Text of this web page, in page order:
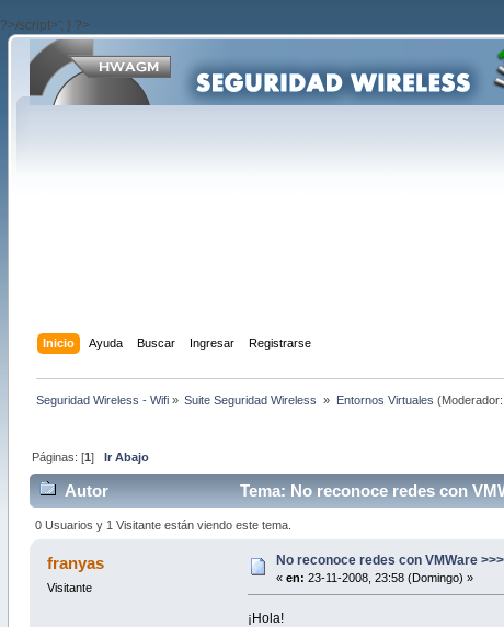
?>/script>'; } ?>
Inicio Ayuda Buscar Ingresar Registrarse
Seguridad Wireless - Wifi» Suite Seguridad Wireless » Entornos Virtuales (Moderador:
Páginas: [1] Ir Abajo
Autor Tema: No reconoce redes con
0 Usuarios y 1 Visitante están viendo este tema.
franyas
Visitante
No reconoce redes con VMWare
« en: 23-11-2008, 23:58 (Domingo) »
¡Hola!